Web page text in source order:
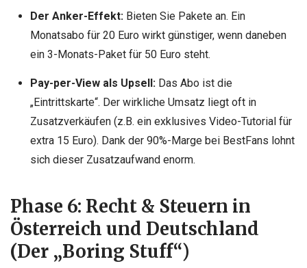
Der Anker-Effekt:Bieten Sie Pakete an. Ein
Monatsabo für 20 Euro wirkt günstiger, wenn daneben
ein 3-Monats-Paket für 50 Euro steht.
Pay-per-View als Upsell:Das Abo ist die
„Eintrittskarte“. Der wirkliche Umsatz liegt oft in
Zusatzverkäufen (z.B. ein exklusives Video-Tutorial für
extra 15 Euro). Dank der 90%-Marge bei BestFans lohnt
sich dieser Zusatzaufwand enorm.
Phase 6: Recht & Steuern in
Österreich und Deutschland
(Der „Boring Stuff“)